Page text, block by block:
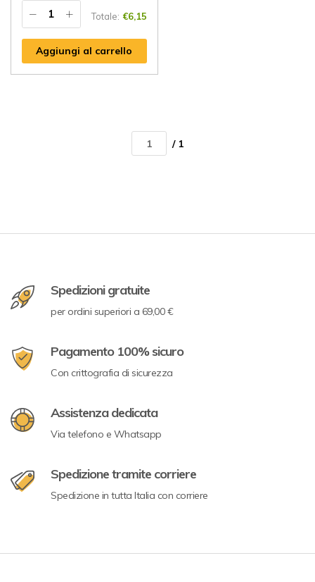
Totale: €6,15
Aggiungi al carrello
/ 1
Spedizioni gratuite
per ordini superiori a 69,00 €
Pagamento 100% sicuro
Con crittografia di sicurezza
Assistenza dedicata
Via telefono e Whatsapp
Spedizione tramite corriere
Spedizione in tutta Italia con corriere